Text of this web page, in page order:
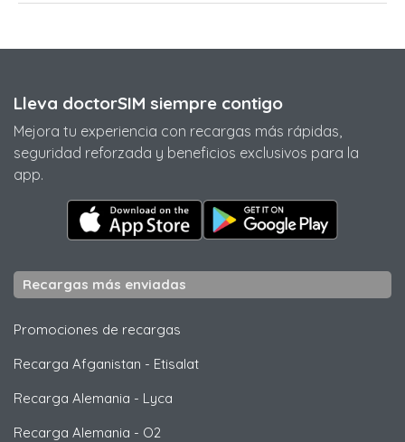
Lleva doctorSIM siempre contigo
Mejora tu experiencia con recargas más rápidas,
seguridad reforzada y beneficios exclusivos para la
app.
Recargas más enviadas
Promociones de recargas
Recarga Afganistan - Etisalat
Recarga Alemania - Lyca
Recarga Alemania - O2